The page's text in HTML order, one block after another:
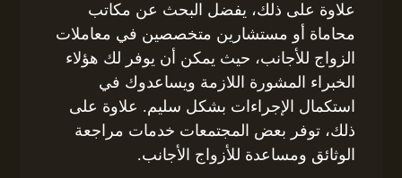
علاوة على ذلك، يفضل البحث عن مكاتب
محاماة أو مستشارين متخصصين في معاملات
الزواج للأجانب، حيث يمكن أن يوفر لك هؤلاء
الخبراء المشورة اللازمة ويساعدوك في
استكمال الإجراءات بشكل سليم. علاوة على
ذلك، توفر بعض المجتمعات خدمات مراجعة
الوثائق ومساعدة للأزواج الأجانب.